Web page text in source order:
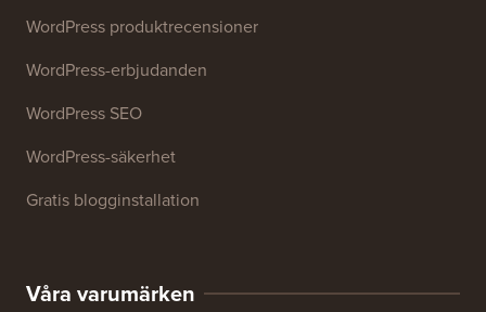
WordPress produktrecensioner
WordPress-erbjudanden
WordPress SEO
WordPress-säkerhet
Gratis blogginstallation
Våra varumärken